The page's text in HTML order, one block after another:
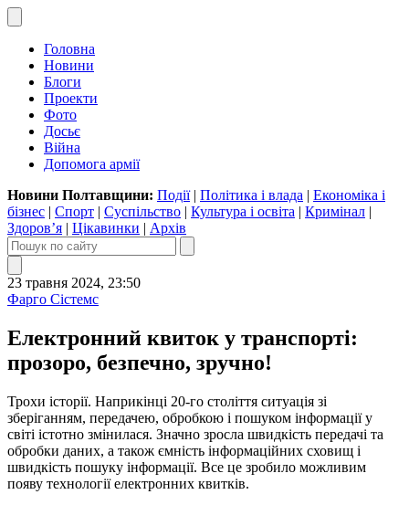
Головна
Новини
Блоги
Проекти
Фото
Досьє
Війна
Допомога армії
Новини Полтавщини: Події| Політика і влада | Економіка і
бізнес | Спорт | Суспільство | Культура і освіта | Кримінал |
Здоров’я | Цікавинки | Архів
23 травня 2024, 23:50
Фарго Сістемс
Електронний квиток у транспорті:
прозоро, безпечно, зручно!
Трохи історії. Наприкінці 20-го століття ситуація зі
зберіганням, передачею, обробкою і пошуком інформації у
світі істотно змінилася. Значно зросла швидкість передачі та
обробки даних, а також ємність інформаційних сховищ і
швидкість пошуку інформації. Все це зробило можливим
появу технології електронних квитків.